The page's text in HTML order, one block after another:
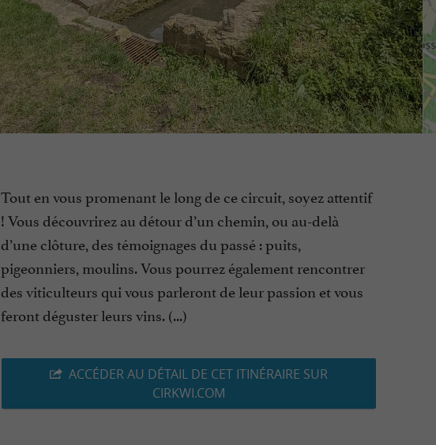
Tout en vous promenant le long de ce circuit, soyez attentif
! Vous découvrirez au détour d’un chemin, ou au-delà
d’une clôture, des témoignages du passé : puits,
pigeonniers, moulins. Vous pourrez également rencontrer
des viticulteurs qui vous parleront de leur passion et vous
feront déguster leurs vins. (...)
ACCÉDER AU DÉTAIL DE CET ITINÉRAIRE SUR
CIRKWI.COM